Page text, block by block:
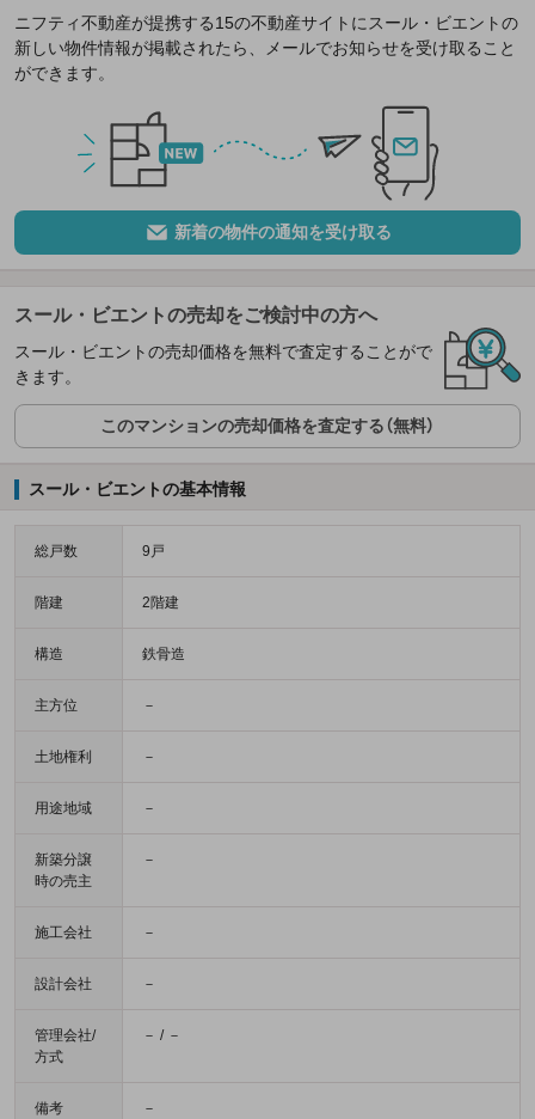
ニフティ不動産が提携する15の不動産サイトにスール・ビエントの
新しい物件情報が掲載されたら、メールでお知らせを受け取ること
ができます。
新着の物件の通知を受け取る
スール・ビエントの売却をご検討中の方へ
スール・ビエントの売却価格を無料で査定することがで
きます。
このマンションの売却価格を査定する（無料）
スール・ビエントの基本情報
総戸数 9戸
階建 2階建
構造 鉄骨造
主方位 －
土地権利 －
用途地域 －
新築分譲
時の売主
－
施工会社 －
設計会社 －
管理会社/
方式
－ / －
備考 －